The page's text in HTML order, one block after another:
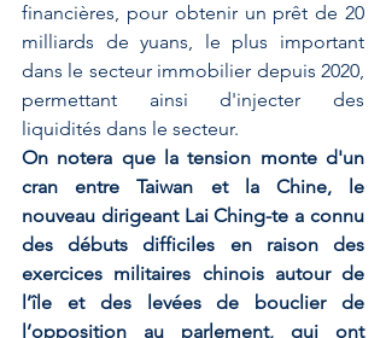
financières, pour obtenir un prêt de 20
milliards de yuans, le plus important
dans le secteur immobilier depuis 2020,
permettant ainsi d'injecter des
liquidités dans le secteur.
On notera que la tension monte d'un
cran entre Taiwan et la Chine, le
nouveau dirigeant Lai Ching-te a connu
des débuts difficiles en raison des
exercices militaires chinois autour de
l’île et des levées de bouclier de
l’opposition au parlement, qui ont